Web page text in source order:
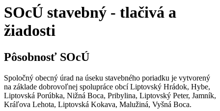
SOcÚ stavebný - tlačivá a
žiadosti
Pôsobnosť SOcÚ
Spoločný obecný úrad na úseku stavebného poriadku je vytvorený
na základe dobrovoľnej spolupráce obcí Liptovský Hrádok, Hybe,
Liptovská Porúbka, Nižná Boca, Pribylina, Liptovský Peter, Jamník,
Kráľova Lehota, Liptovská Kokava, Malužiná, Vyšná Boca.